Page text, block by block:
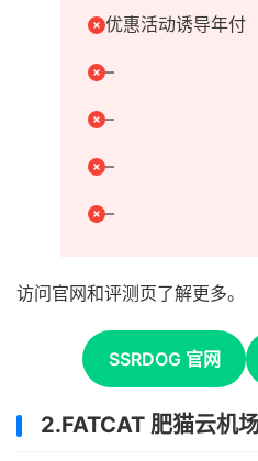
优惠活动诱导年付
–
–
–
–
访问官网和评测页了解更多。
SSRDOG 官网
2.FATCAT 肥猫云机